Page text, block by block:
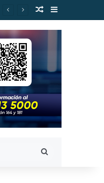
Publicación al
Barra lateral